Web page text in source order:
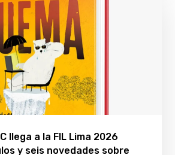
llega a la FIL Lima 2026
y seis novedades sobre